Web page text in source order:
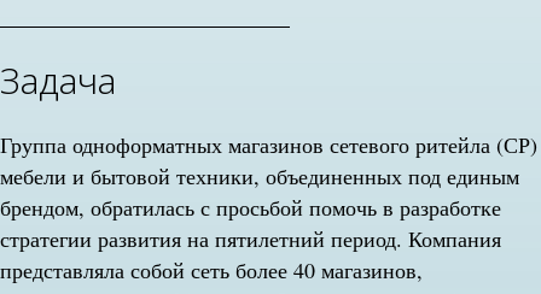
Задача
Группа одноформатных магазинов сетевого ритейла (СР)
мебели и бытовой техники, объединенных под единым
брендом, обратилась с просьбой помочь в разработке
стратегии развития на пятилетний период. Компания
представляла собой сеть более 40 магазинов,